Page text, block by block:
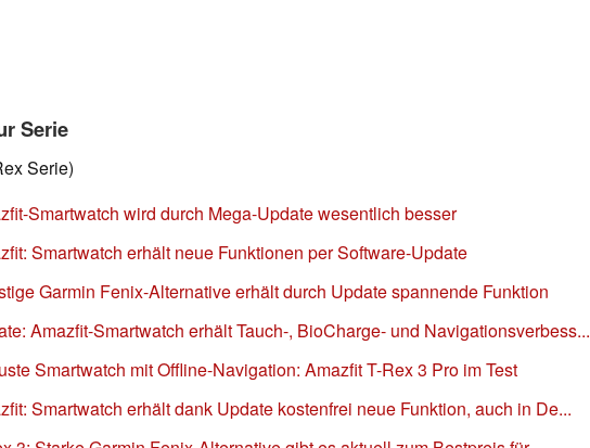
Serie
Serie)
Smartwatch wird durch Mega-Update wesentlich besser
Smartwatch erhält neue Funktionen per Software-Update
Garmin Fenix-Alternative erhält durch Update spannende Funktion
Amazfit-Smartwatch erhält Tauch-, BioCharge- und Navigationsverbess...
Smartwatch mit Offline-Navigation: Amazfit T-Rex 3 Pro im Test
Smartwatch erhält dank Update kostenfrei neue Funktion, auch in De...